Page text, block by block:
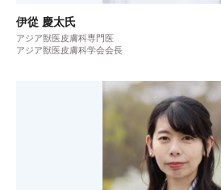
伊從 慶太氏
アジア獣医皮膚科専門医
アジア獣医皮膚科学会会長